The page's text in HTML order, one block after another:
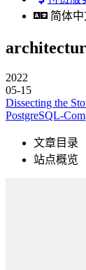
简体
2022
05-15
Dissecting the
PostgreSQL-
文章目录
站点概览